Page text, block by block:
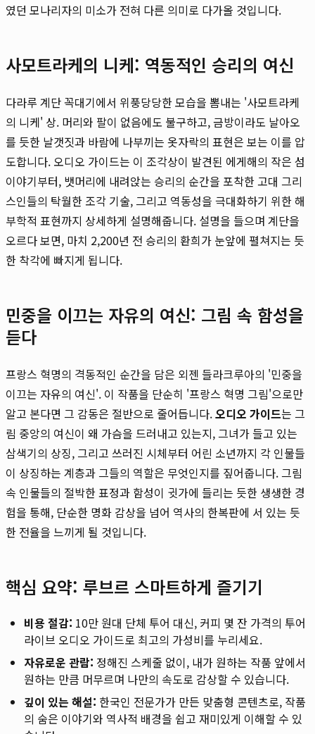
였던 모나리자의 미소가 전혀 다른 의미로 다가올 것입니다.
사모트라케의 니케: 역동적인 승리의 여신
다라루 계단 꼭대기에서 위풍당당한 모습을 뽐내는 '사모트라케
의 니케' 상. 머리와 팔이 없음에도 불구하고, 금방이라도 날아오
를 듯한 날갯짓과 바람에 나부끼는 옷자락의 표현은 보는 이를 압
도합니다. 오디오 가이드는 이 조각상이 발견된 에게해의 작은 섬
이야기부터, 뱃머리에 내려앉는 승리의 순간을 포착한 고대 그리
스인들의 탁월한 조각 기술, 그리고 역동성을 극대화하기 위한 해
부학적 표현까지 상세하게 설명해줍니다. 설명을 들으며 계단을
오르다 보면, 마치 2,200년 전 승리의 환희가 눈앞에 펼쳐지는 듯
한 착각에 빠지게 됩니다.
민중을 이끄는 자유의 여신: 그림 속 함성을
듣다
프랑스 혁명의 격동적인 순간을 담은 외젠 들라크루아의 '민중을
이끄는 자유의 여신'. 이 작품을 단순히 '프랑스 혁명 그림'으로만
알고 본다면 그 감동은 절반으로 줄어듭니다.오디오 가이드는 그
림 중앙의 여신이 왜 가슴을 드러내고 있는지, 그녀가 들고 있는
삼색기의 상징, 그리고 쓰러진 시체부터 어린 소년까지 각 인물들
이 상징하는 계층과 그들의 역할은 무엇인지를 짚어줍니다. 그림
속 인물들의 절박한 표정과 함성이 귓가에 들리는 듯한 생생한 경
험을 통해, 단순한 명화 감상을 넘어 역사의 한복판에 서 있는 듯
한 전율을 느끼게 될 것입니다.
핵심 요약: 루브르 스마트하게 즐기기
비용 절감: 10만 원대 단체 투어 대신, 커피 몇 잔 가격의 투어
라이브 오디오 가이드로 최고의 가성비를 누리세요.
자유로운 관람: 정해진 스케줄 없이, 내가 원하는 작품 앞에서
원하는 만큼 머무르며 나만의 속도로 감상할 수 있습니다.
깊이 있는 해설: 한국인 전문가가 만든 맞춤형 콘텐츠로, 작품
의 숨은 이야기와 역사적 배경을 쉽고 재미있게 이해할 수 있